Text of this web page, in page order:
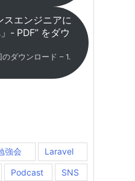
スエンジニアに
- PDF” をダウ
ダウンロード – 1.
強会 Laravel
Podcast
SNS